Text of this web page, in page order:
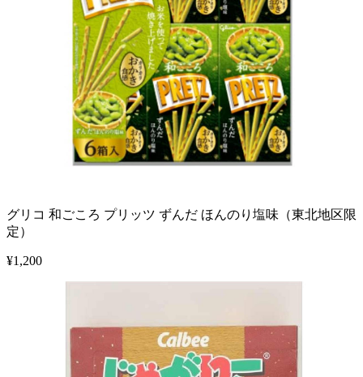
グリコ 和ごころ プリッツ ずんだ ほんのり塩味（東北地区限
定）
¥1,200